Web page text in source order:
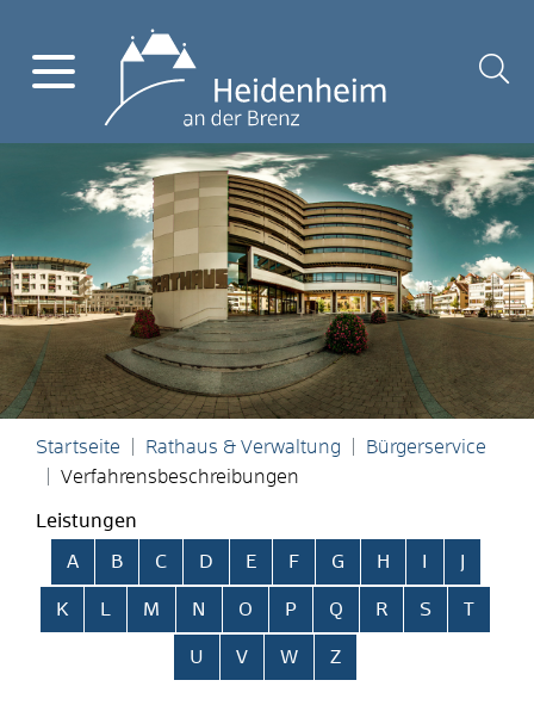
Startseite Rathaus & Verwaltung
Bürgerservice
Verfahrensbeschreibungen
Leistungen
Alphabetisches Register überspringen
A B C D E F G H
K L M N O P Q R S T
U V W Z